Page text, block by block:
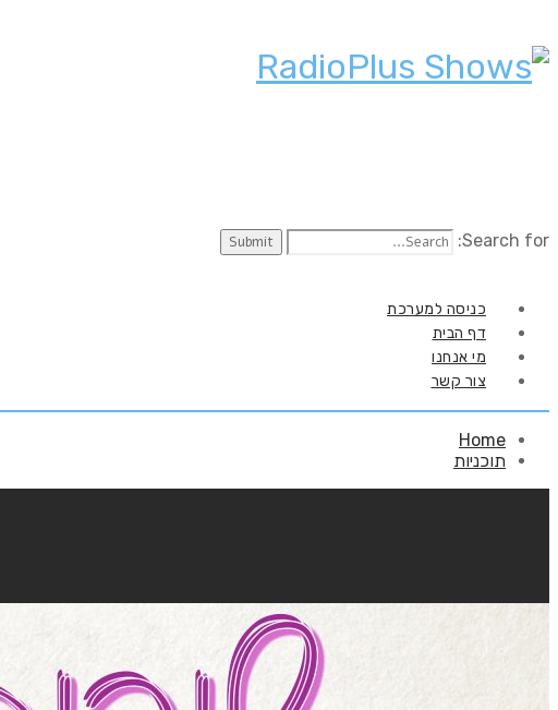
Search for:
כניסה למערכת
דף הבית
מי אנחנו
צור קשר
Home
תוכניות